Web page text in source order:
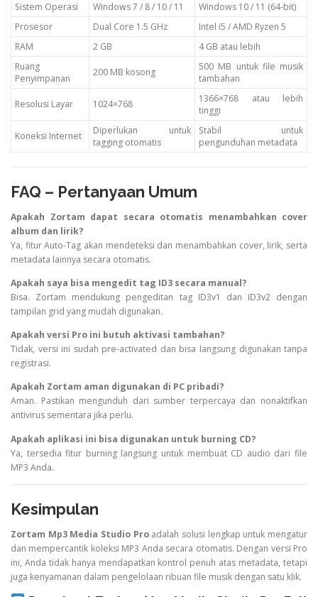
Sistem Operasi Windows7 /8 /10 /11 Windows 10 /11 (64-bit)
Prosesor
Dual Core 1.5 GHz Intel i5 /AMD Ryzen 5
RAM
2 GB 4GB atau lebih
Ruang
Penyimpanan
200 MB kosong 500 MB untuk file musik
tambahan
Resolusi Layar 1024×768 1366×768 atau lebih
tinggi
Koneksi Internet Diperlukan untuk
tagging otomatis
Stabil untuk
pengunduhan metadata
FAQ – Pertanyaan Umum
Apakah Zortam dapat secara otomatis menambahkan cover
album dan lirik?
Ya, fiturAuto-Tag akan mendeteksi dan menambahkan cover, lirik, serta
metadata lainnya secara otomatis.
Apakah saya bisa mengedit tag ID3 secara manual?
Bisa. Zortam mendukung pengeditan tag ID3v1 dan ID3v2 dengan
tampilan grid yang mudah digunakan.
Apakah versi Pro ini butuh aktivasi tambahan?
Tidak, versi ini sudah pre-activated dan bisa langsung digunakantanpa
registrasi.
Apakah Zortam aman digunakan di PC pribadi?
Aman. Pastikan mengunduh dari sumber terpercaya dan nonaktifkan
antivirus sementara jika perlu.
Apakah aplikasi ini bisa digunakan untuk burning CD?
Ya, tersediafitur burning langsung untuk membuat CD audio darifile
MP3 Anda.
Kesimpulan
Zortam Mp3 Media Studio Pro adalah solusi lengkap untuk mengatur
dan mempercantik koleksi MP3 Anda secara otomatis. Dengan versi Pro
ini, Anda tidak hanya mendapatkan kontrol penuh atas metadata,tetapi
juga kenyamanan dalam pengelolaan ribuan file musik dengan satu klik.